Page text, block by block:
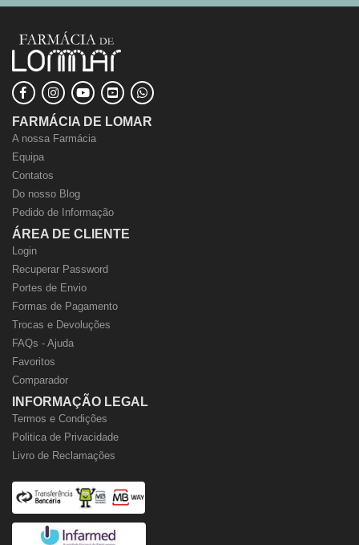
FARMÁCIA DE LOMAR
A nossa Farmácia
Equipa
Contatos
Do nosso Blog
Pedido de Informação
ÁREA DE CLIENTE
Login
Recuperar Password
Portes de Envio
Formas de Pagamento
Trocas e Devoluções
FAQs - Ajuda
Favoritos
Comparador
INFORMAÇÃO LEGAL
Termos e Condições
Politica de Privacidade
Livro de Reclamações